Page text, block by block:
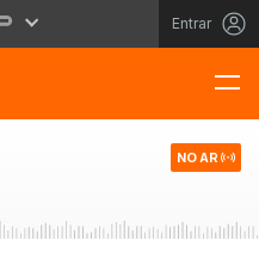
Entrar
NO AR